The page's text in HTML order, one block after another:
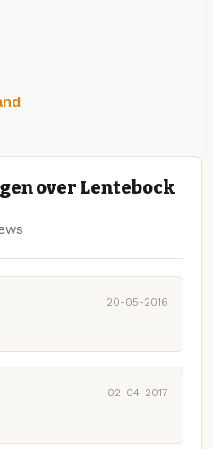
over Lentebock
20-05-2016
02-04-2017